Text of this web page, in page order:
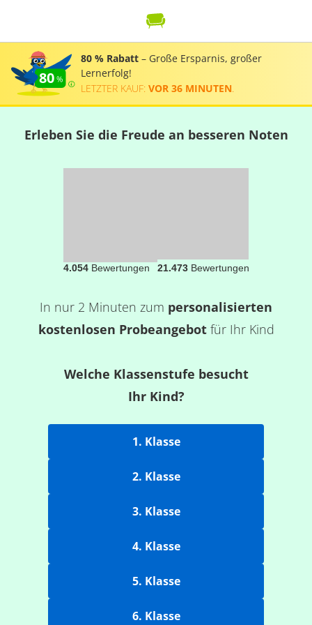
80
80 % Rabatt – Große Ersparnis, großer
Lernerfolg!
LETZTER KAUF: VOR 36 MINUTEN
Erleben Sie die Freude an besseren Noten
4.054Bewertungen 21.473Bewertungen
In nur 2 Minuten zum personalisierten
kostenlosen Probeangebotfür Ihr Kind
Welche Klassenstufe besucht
Ihr Kind?
1. Klasse
2. Klasse
3. Klasse
4. Klasse
5. Klasse
6. Klasse